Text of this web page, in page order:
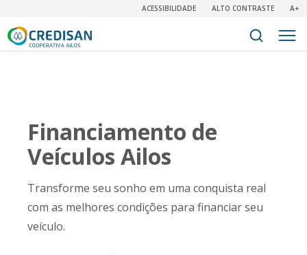
ACESSIBILIDADE ALTO CONTRASTE A+
Financiamento de
Veículos Ailos
Transforme seu sonho em uma conquista real
com as melhores condições para financiar seu
veículo.